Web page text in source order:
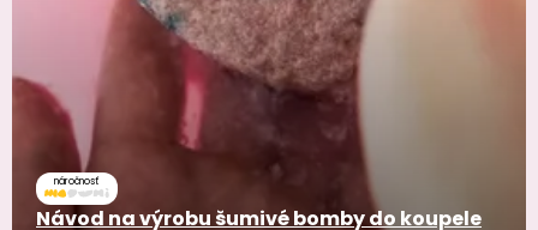
náročnosť
Návod na výrobu šumivé bomby do koupele